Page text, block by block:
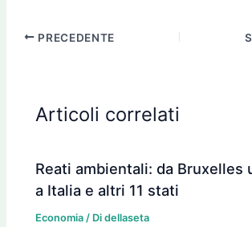
PRECEDENTE
Articoli correlati
Reati ambientali: da Bruxelles
a Italia e altri 11 stati
Economia / Didellaseta